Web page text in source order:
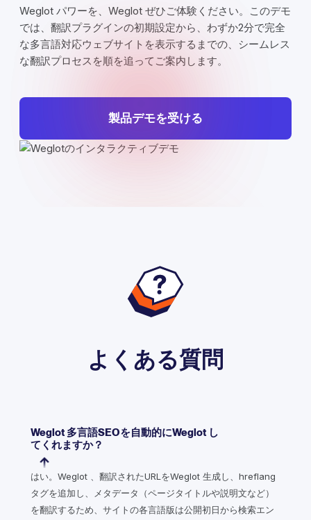
Weglot パワーを、Weglot ぜひご体験ください。このデモ
では、翻訳プラグインの初期設定から、わずか2分で完全
な多言語対応ウェブサイトを表示するまでの、シームレス
な翻訳プロセスを順を追ってご案内します。
製品デモを受ける
よくある質問
Weglot 多言語SEOを自動的にWeglot し
てくれますか？
はい。Weglot 、翻訳されたURLをWeglot 生成し、hreflang
タグを追加し、メタデータ（ページタイトルや説明文など）
を翻訳するため、サイトの各言語版は公開初日から検索エン